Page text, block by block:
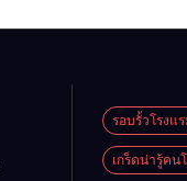
รอบรั้วโรงแ
เกร็ดน่ารู้คน